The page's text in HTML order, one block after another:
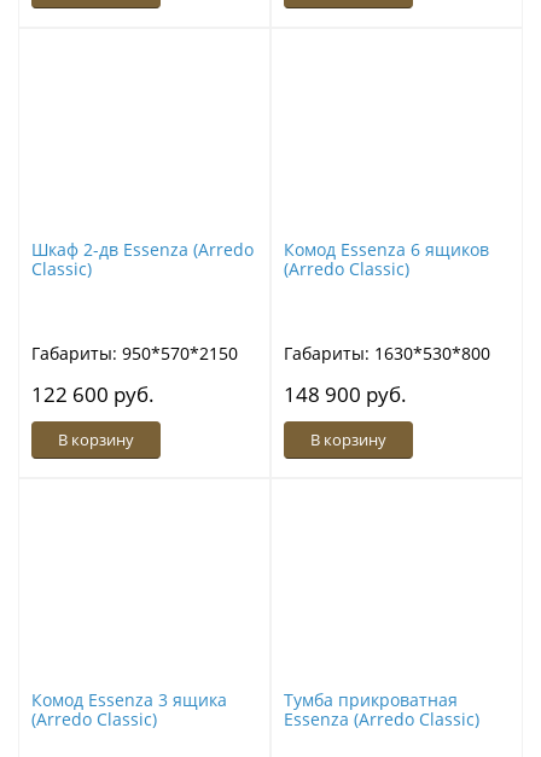
Шкаф 2-дв Essenza (Arredo
Classic)
Габариты: 950*570*2150
122 600 руб.
В корзину
Комод Essenza 6 ящиков
(Arredo Classic)
Габариты: 1630*530*800
148 900 руб.
В корзину
Комод Essenza 3 ящика
(Arredo Classic)
Тумба прикроватная
Essenza (Arredo Classic)